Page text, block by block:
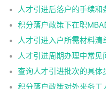
人才引进后落户的手续和
积分落户政策下在职
人才引进入户所需材料清
人才引进周期办理中常见
查询人才引进批次的具体
积分落户政策对外来务工